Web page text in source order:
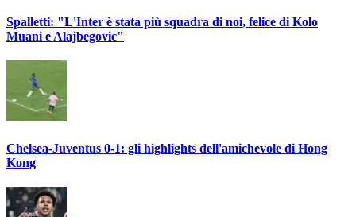
Spalletti: "L'Inter è stata più squadra di noi, felice di Kolo
Muani e Alajbegovic"
Chelsea-Juventus 0-1: gli highlights dell'amichevole di Hong
Kong